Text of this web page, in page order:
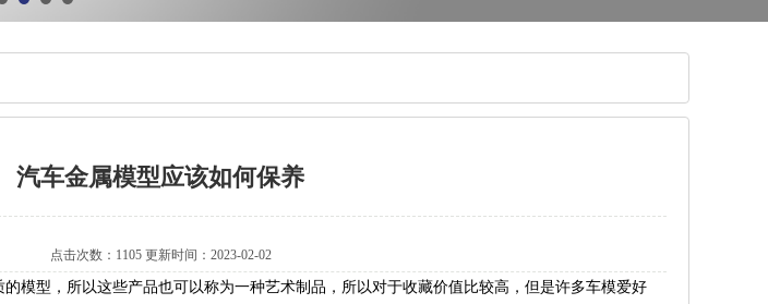
汽车金属模型应该如何保养
点击次数：1105 更新时间：2023-02-02
模型，所以这些产品也可以称为一种艺术制品，所以对于收藏价值比较高，但是许多车模爱好